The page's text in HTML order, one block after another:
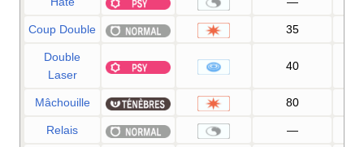
Coup Double 35
Double
Laser
40
Mâchouille 80
Relais —